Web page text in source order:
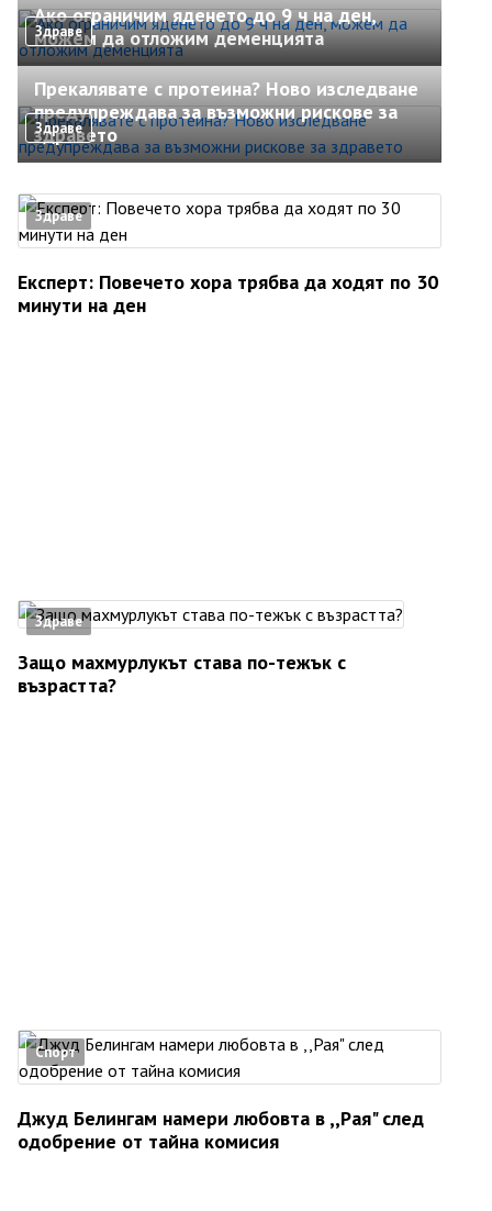
Здраве
Ако ограничим яденето до 9 ч на ден,
можем да отложим деменцията
Здраве
Прекалявате с протеина? Ново изследване
предупреждава за възможни рискове за
здравето
Здраве
Експерт: Повечето хора трябва да ходят по 30
минути на ден
Здраве
Защо махмурлукът става по-тежък с
възрастта?
Спорт
Джуд Белингам намери любовта в ,,Рая" след
одобрение от тайна комисия